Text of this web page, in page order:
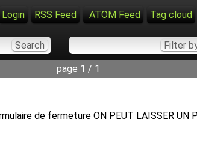
Login RSS Feed ATOM Feed Tag cloud
page 1 / 1
de fermeture ON PEUT LAISSER UN